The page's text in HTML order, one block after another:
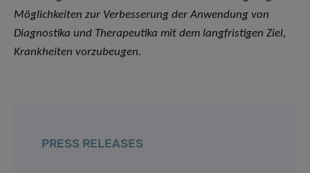
Möglichkeiten zur Verbesserung der Anwendung von
Diagnostika und Therapeutika mit dem langfristigen Ziel,
Krankheiten vorzubeugen.
PRESS RELEASES